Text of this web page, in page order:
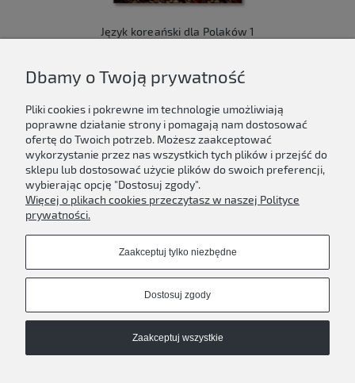
Język koreański dla Polaków 1
Do koszyka
Newsletter
Podaj swój adres e-mail, jeżeli chcesz otrzymywać
informacje o nowościach i promocjach.
Dbamy o Twoją prywatność
Pliki cookies i pokrewne im technologie umożliwiają
poprawne działanie strony i pomagają nam dostosować
ofertę do Twoich potrzeb. Możesz zaakceptować
wykorzystanie przez nas wszystkich tych plików i przejść do
sklepu lub dostosować użycie plików do swoich preferencji,
wybierając opcję "Dostosuj zgody".
Więcej o plikach cookies przeczytasz w naszej Polityce
prywatności.
Zaakceptuj tylko niezbędne
Dostosuj zgody
Zaakceptuj wszystkie